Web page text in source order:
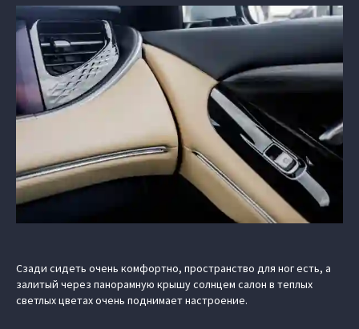
Сзади сидеть очень комфортно, пространство для ног есть, а
залитый через панорамную крышу солнцем салон в теплых
светлых цветах очень поднимает настроение.